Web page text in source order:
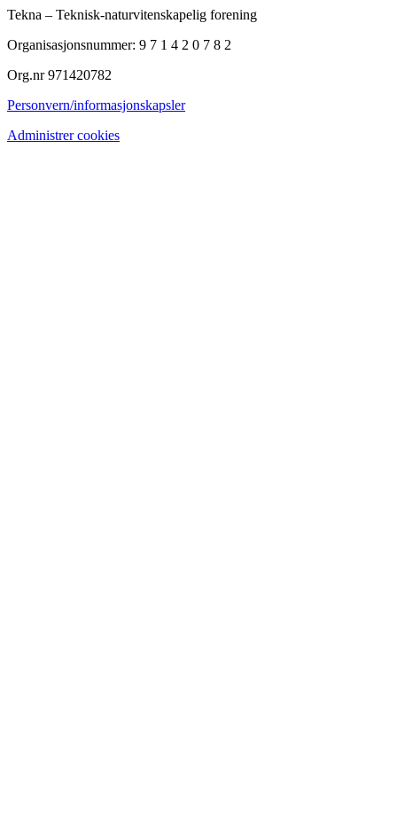
Tekna – Teknisk-naturvitenskapelig forening
Organisasjonsnummer: 9 7 1 4 2 0 7 8 2
Org.nr 971420782
Personvern/informasjonskapsler
Administrer cookies